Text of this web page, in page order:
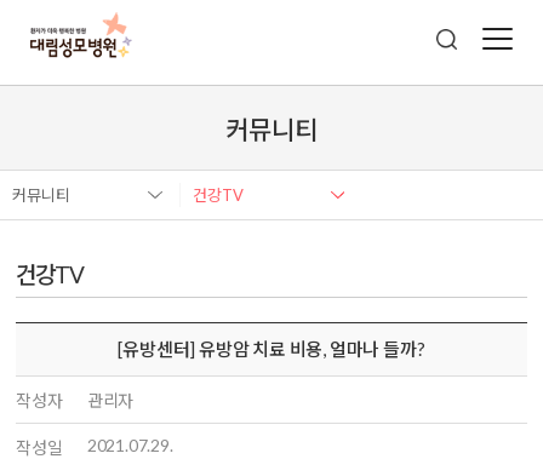
커뮤니티
커뮤니티 건강TV
건강TV
[유방센터] 유방암 치료 비용, 얼마나 들까?
작성자 관리자
작성일 2021.07.29.